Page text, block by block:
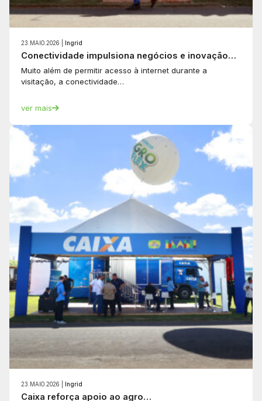
23.MAIO.2026 | Ingrid
Conectividade impulsiona negócios e inovação…
Muito além de permitir acesso à internet durante a
visitação, a conectividade…
ver mais
23.MAIO.2026 | Ingrid
Caixa reforça apoio ao agro…